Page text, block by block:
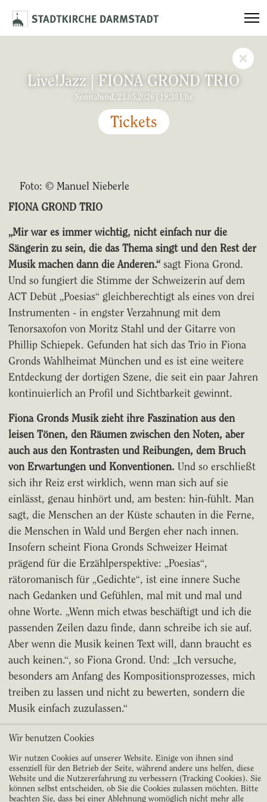
Live!Jazz | FIONA GROND TRIO
Sonnabend, 23.05.2026 | 19:30 Uhr
Tickets
Foto: © Manuel Nieberle
FIONA GROND TRIO
„Mir war es immer wichtig, nicht einfach nur die
Sängerin zu sein, die das Thema singt und den Rest der
Musik machen dann die Anderen.“sagt Fiona Grond.
Und so fungiert die Stimme der Schweizerin auf dem
ACT Debüt „Poesias“ gleichberechtigt als eines von drei
Instrumenten - in engster Verzahnung mit dem
Tenorsaxofon von Moritz Stahl und der Gitarre von
Phillip Schiepek. Gefunden hat sich das Trio in Fiona
Gronds Wahlheimat München und es ist eine weitere
Entdeckung der dortigen Szene, die seit ein paar Jahren
kontinuierlich an Profil und Sichtbarkeit gewinnt.
Fiona Gronds Musik zieht ihre Faszination aus den
leisen Tönen, den Räumen zwischen den Noten, aber
auch aus den Kontrasten und Reibungen, dem Bruch
von Erwartungen und Konventionen. Und so erschließt
sich ihr Reiz erst wirklich, wenn man sich auf sie
einlässt, genau hinhört und, am besten: hin-fühlt. Man
sagt, die Menschen an der Küste schauten in die Ferne,
die Menschen in Wald und Bergen eher nach innen.
Insofern scheint Fiona Gronds Schweizer Heimat
prägend für die Erzählperspektive: „Poesias“,
rätoromanisch für „Gedichte“, ist eine innere Suche
nach Gedanken und Gefühlen, mal mit und mal und
ohne Worte. „Wenn mich etwas beschäftigt und ich die
passenden Zeilen dazu finde, dann schreibe ich sie auf.
Aber wenn die Musik keinen Text will, dann braucht es
auch keinen.“, so Fiona Grond. Und: „Ich versuche,
besonders am Anfang des Kompositionsprozesses, mich
treiben zu lassen und nicht zu bewerten, sondern die
Musik einfach zuzulassen.“
15 EUR + VVK-Gebühr.
Schüler*innen/Studierende: 7,50 EUR + VVK-Gebühr;
AK: 20/10 EUR
Wir benutzen Cookies
Wir nutzen Cookies auf unserer Website. Einige von ihnen sind
essenziell für den Betrieb der Seite, während andere uns helfen, diese
Website und die Nutzererfahrung zu verbessern (Tracking Cookies). Sie
können selbst entscheiden, ob Sie die Cookies zulassen möchten. Bitte
beachten Sie, dass bei einer Ablehnung womöglich nicht mehr alle